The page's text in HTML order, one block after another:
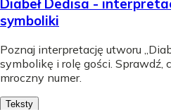
Diabeł Dedisa -
symboliki
Poznaj interpretację utworu
symbolikę i rolę gości. Sprawdź,
mroczny numer.
Teksty